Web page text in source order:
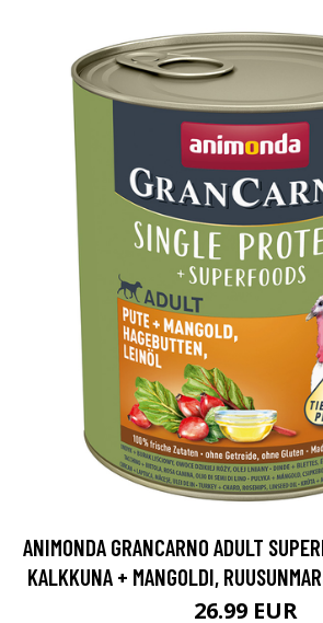
ANIMONDA GRANCARNO ADULT
KALKKUNA + MANGOLDI,
26.99 EUR